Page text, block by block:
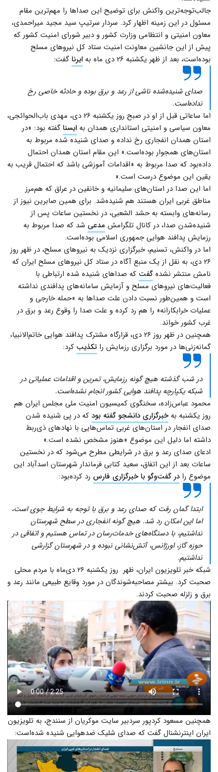
جالب‌توجه‌ترین واکنش برای توضیح این صداها را مهم‌ترین مقام
مسئول در این زمینه اظهار کرد. سردار سرتیپ سید مجید میراحمدی،
معاون امنیتی و انتظامی وزارت کشور و دبیر شورای امنیت کشور که
پیش از این جانشین معاونت امنیت ستاد کل نیروهای مسلح
بوده‌است، بعد از ظهر یکشنبه ۲۶ دی ماه به
ایرنا گفت:
صدای شنیده‌شده ناشی از رعد و برق بوده و حادثه خاصی رخ
نداده‌است.
اما ساعاتی قبل از او در صبح روز یکشنبه ۲۶ دی، مهدی باب‌الحوائجی،
معاون سیاسی و امنیتی استانداری همدان به ایسنا گفته بود: «در
استان همدان انفجاری رخ نداده و صدای شنیده شده مربوط به
استان‌های همجوار بوده‌است.» این مقام استان همدان احتمال
داد‌ه‌بود که صدا مربوط به «اقدامات آموزشی باشد که احتمال قریب به
یقین این موضوع درست است.»
اما این صدا در استان‌های سلیمانیه و خانقین در عراق که هم‌مرز
مناطق غربی ایران هستند هم شنیده‌شد. برای همین صابرین نیوز از
رسانه‌های وابسته به حشد الشعبی، در نخستین ساعات پس از
شنیده‌شدن صدا، در کانال تلگرامش مدعی شد که صدا مربوط به
رزمایش پدافند هوایی جمهوری اسلامی بوده‌است.
اما در واکنش، تسنیم، خبرگزاری نزدیک به نیروهای مسلح، در ظهر روز
۲۶ دی، به نقل از یک منبع آگاه در ستاد کل نیروهای مسلح ایران که
نامش منتشر نشده گفت که صداهای شنیده شده ارتباطی با
فعالیت‌های نیروهای مسلح و آزمایش سامانه‌های پدافندی نداشته
است و همین‌طور نسبت دادن علت صداها به «حمله خارجی و
عملیات خرابکارانه» را هم رد کرده و علت صدا را وقوع رعد و برق در
غرب کشور خواند.
همچنین در ظهر روز ۲۶ دی، قرارگاه مشترک پدافند هوایی خاتم‌الانبیا،
گمانه‌زنی‌ها در مورد برگزاری رزمایش را تکذیب کرد:
در شب گذشته هیچ گونه رزمایش، تمرین و اقدامات عملیاتی در
شبکه یکپارچه پدافند هوایی کشور انجام نشده‌است.
محمود عباس‌زاده، سخنگوی کمیسیون امنیت ملی مجلس ایران هم
روز یکشنبه بهخبرگزاری دانشجو گفته بود که در پی شنیده شدن
صدای انفجار در استان‌های غربی تماس‌هایی با نهادهای ذی‌ربط
داشته اما دلیل این موضوع «هنوز مشخص نشده است.»
ادعای صدای رعد و برق در شرایطی مطرح می‌شود که در نخستین
ساعات بعد از این اتفاق، سعید کتابی فرماندار شهرستان اسدآباد این
موضوع را در گفت‌وگو با خبرگزاری فارس رد کرده‌بود:
ابتدا گمان رفت که صدای رعد و برق با توجه به شرایط جوی است،
اما این امکان رد شد. هیچ گونه انفجاری در سطح شهرستان
نداشتیم، با دستگاه‌های خدمات‌رسان در تماس هستیم و اتفاقی در
حوزه گاز، اورژانس، آتش‌نشانی نبوده و در شهرستان گزارشی
نداشتیم.
شبکه خبر تلویزیون ایران، ظهر روز یکشنبه ۲۶ دی‌ماه با مردم محلی
صحبت کرد. بیشتر مصاحبه‌شوندگان در مورد وقایع طبیعی مانند رعد و
برق و زلزله صحبت کردند.
همچنین مسعود کردپور سردبیر سایت موکریان از سنندج، به تلویزیون
ایران اینترنشنال گفت که صدای شلیک ضدهوایی شنیده شده‌است: